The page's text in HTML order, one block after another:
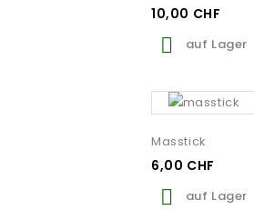
10,00 CHF
 auf Lager
Masstick
6,00 CHF
 auf Lager